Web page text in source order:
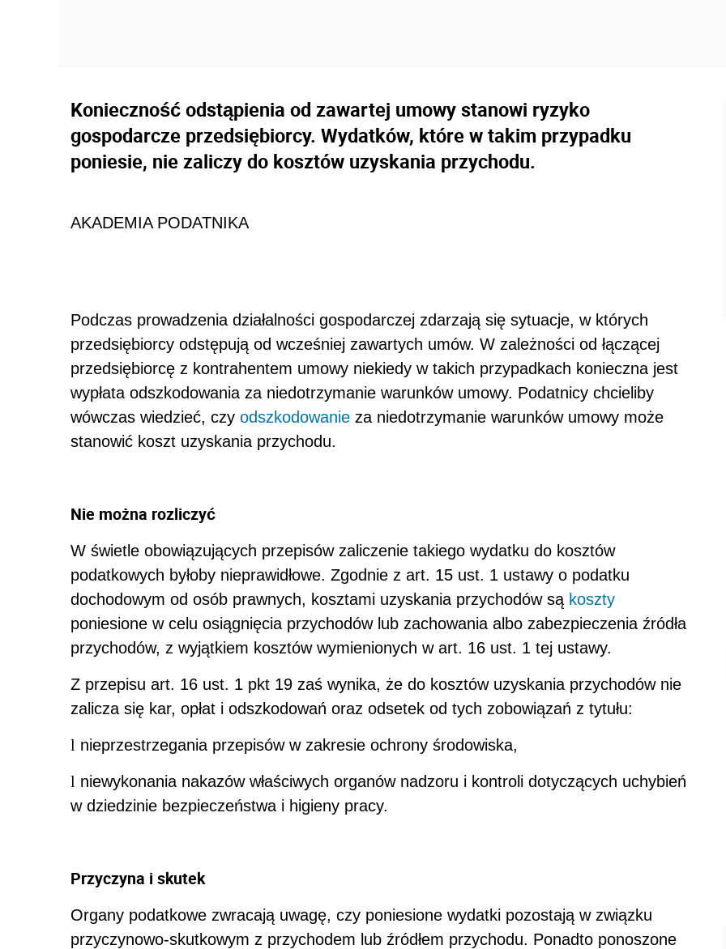
Konieczność odstąpienia od zawartej umowy stanowi ryzyko
gospodarcze przedsiębiorcy. Wydatków, które w takim przypadku
poniesie, nie zaliczy do kosztów uzyskania przychodu.
AKADEMIA PODATNIKA
Podczas prowadzenia działalności gospodarczej zdarzają się sytuacje, w których
przedsiębiorcy odstępują od wcześniej zawartych umów. W zależności od łączącej
przedsiębiorcę z kontrahentem umowy niekiedy w takich przypadkach konieczna jest
wypłata odszkodowania za niedotrzymanie warunków umowy. Podatnicy chcieliby
wówczas wiedzieć, czy odszkodowanie za niedotrzymanie warunków umowy może
stanowić koszt uzyskania przychodu.
Nie można rozliczyć
W świetle obowiązujących przepisów zaliczenie takiego wydatku do kosztów
podatkowych byłoby nieprawidłowe. Zgodnie z art. 15 ust. 1 ustawy o podatku
dochodowym od osób prawnych, kosztami uzyskania przychodów są koszty
poniesione w celu osiągnięcia przychodów lub zachowania albo zabezpieczenia źródła
przychodów, z wyjątkiem kosztów wymienionych w art. 16 ust. 1 tej ustawy.
Z przepisu art. 16 ust. 1 pkt 19 zaś wynika, że do kosztów uzyskania przychodów nie
zalicza się kar, opłat i odszkodowań oraz odsetek od tych zobowiązań z tytułu:
l nieprzestrzegania przepisów w zakresie ochrony środowiska,
l niewykonania nakazów właściwych organów nadzoru i kontroli dotyczących uchybień
w dziedzinie bezpieczeństwa i higieny pracy.
Przyczyna i skutek
Organy podatkowe zwracają uwagę, czy poniesione wydatki pozostają w związku
przyczynowo-skutkowym z przychodem lub źródłem przychodu. Ponadto ponoszone